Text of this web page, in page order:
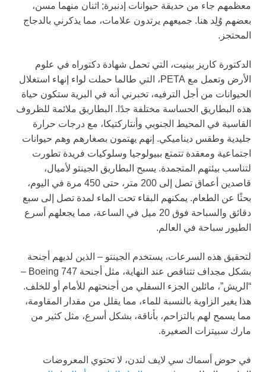
معظمهم جاء من حديقة حيوانات إدنبرة; اثنان منهما مسن،
بعضهم وُلِد هنا. جميعهم يرتدون علامات، مما يذكرني بالدجاج
المحتجز.
الدكتورة كاريز بينيت، التي تحمل شهادة دكتوراه في علوم
الأرض وتعمل مع PETA، التي طالما حملت لواء إنهاء استغلال
الحيوانات من أجل الترفيه، تخبرني أنه في البرية ستكون حياة
هذه البطاريق الحساسة مختلفة جدًا. البطاريق ملائمة للظروف
القاسية في المحيط الجنوبي وأنتاركتيكا، مع درجات حرارة
جليدية وطقس ديناميكي. إنهم يهتمون بصغارهم وهم حيوانات
اجتماعية ومعقدة تتمتع ببيولوجيا وسلوكيات فريدة تطورت
لتناسب بيئتهم المتجمدة. يسبح البطاريق الجينتو لأميال،
قاصدين أعماق تصل إلى 200 متر، حتى 450 مرة في اليوم،
بحثًا عن الطعام. يمكنهم البقاء تحت الماء لمدة تصل إلى سبع
دقائق والسباحة فوق 20 ميل في الساعة، مما يجعلهم أسرع
الطيور سباحة في العالم.
لتحقيق هذه السرعات، يستخدم الجينتو – الذين لديهم أجنحة
بشكل مجداف تتناقص عند النهاية، مثل أجنحة Boeing 747 –
“الريش”، مائلين الجزء السفلي من أجنحتهم للأمام أو للخلف.
هذا يغير الزاوية بالنسبة للماء، مما يقلل من مقدار المقاومة،
مما يسمح لهم بالتزاحم، بأناقة، بشكل أسرع، مثل كثير من
مارك سبيتزات الصغيرة.
في حوض أسماك سي لايف لندن، لا تحتوي المعروضات